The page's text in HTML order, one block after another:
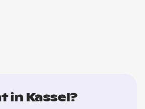
in Kassel?